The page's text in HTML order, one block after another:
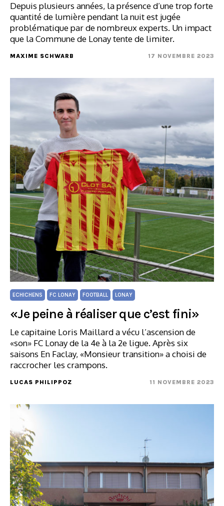
Depuis plusieurs années, la présence d’une trop forte
quantité de lumière pendant la nuit est jugée
problématique par de nombreux experts. Un impact
que la Commune de Lonay tente de limiter.
MAXIME SCHWARB 17 NOVEMBRE 2023
ECHICHENS FC LONAY FOOTBALL LONAY
«Je peine à réaliser que c’est fini»
Le capitaine Loris Maillard a vécu l’ascension de
«son» FC Lonay de la 4e à la 2e ligue. Après six
saisons En Faclay, «Monsieur transition» a choisi de
raccrocher les crampons.
LUCAS PHILIPPOZ 11 NOVEMBRE 2023